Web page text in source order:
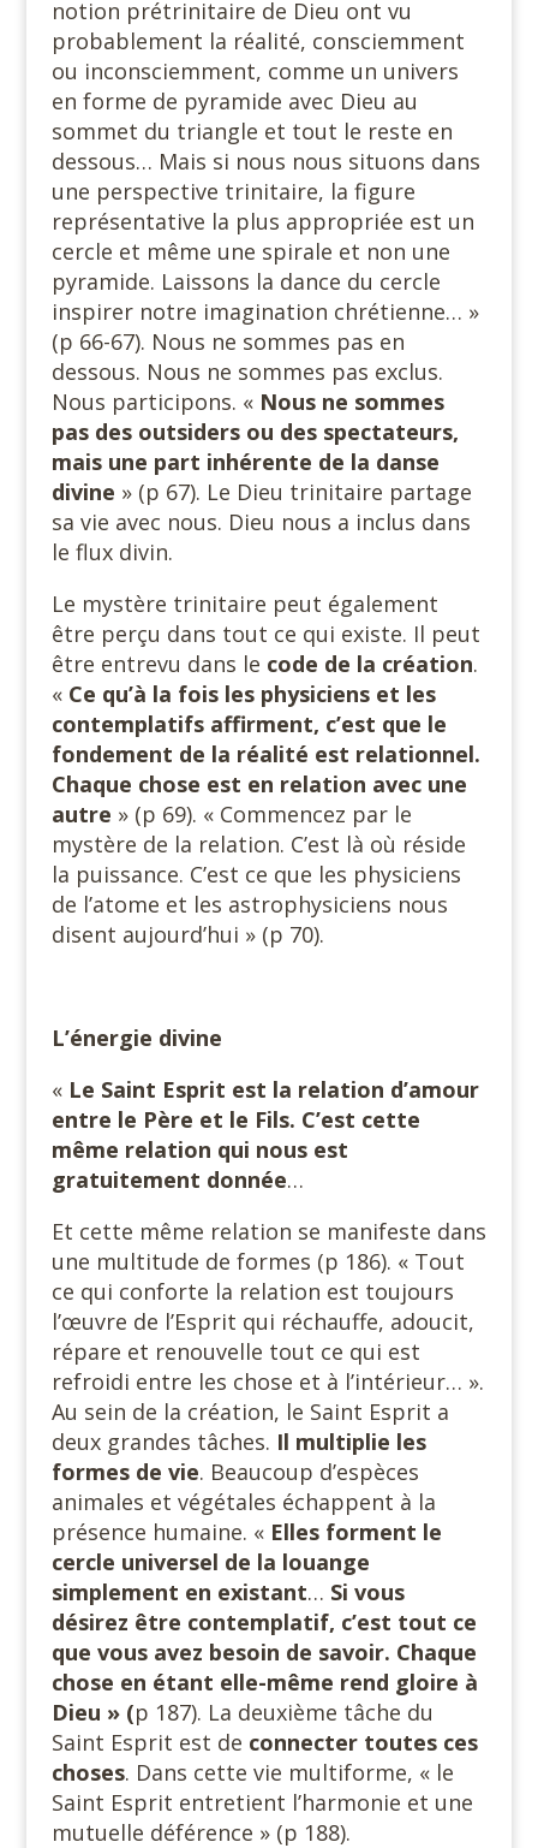
notion prétrinitaire de Dieu ont vu
probablement la réalité, consciemment
ou inconsciemment, comme un univers
en forme de pyramide avec Dieu au
sommet du triangle et tout le reste en
dessous… Mais si nous nous situons dans
une perspective trinitaire, la figure
représentative la plus appropriée est un
cercle et même une spirale et non une
pyramide. Laissons la dance du cercle
inspirer notre imagination chrétienne… »
(p 66-67). Nous ne sommes pas en
dessous. Nous ne sommes pas exclus.
Nous participons. « Nous ne sommes
pas des outsiders ou des spectateurs,
mais une part inhérente de la danse
divine » (p 67). Le Dieu trinitaire partage
sa vie avec nous. Dieu nous a inclus dans
le flux divin.
Le mystère trinitaire peut également
être perçu dans tout ce qui existe. Il peut
être entrevu dans le code de la création.
« Ce qu’à la fois les physiciens et les
contemplatifs affirment, c’est que le
fondement de la réalité est relationnel.
Chaque chose est en relation avec une
autre » (p 69). « Commencez par le
mystère de la relation. C’est là où réside
la puissance. C’est ce que les physiciens
de l’atome et les astrophysiciens nous
disent aujourd’hui » (p 70).
L’énergie divine
« Le Saint Esprit est la relation d’amour
entre le Père et le Fils. C’est cette
même relation qui nous est
gratuitement donnée…
Et cette même relation se manifeste dans
une multitude de formes (p 186). « Tout
ce qui conforte la relation est toujours
l’œuvre de l’Esprit qui réchauffe, adoucit,
répare et renouvelle tout ce qui est
refroidi entre les chose et à l’intérieur… ».
Au sein de la création, le Saint Esprit a
deux grandes tâches. Il multiplie les
formes de vie. Beaucoup d’espèces
animales et végétales échappent à la
présence humaine. « Elles forment le
cercle universel de la louange
simplement en existant… Si vous
désirez être contemplatif, c’est tout ce
que vous avez besoin de savoir. Chaque
chose en étant elle-même rend gloire à
Dieu » (p 187). La deuxième tâche du
Saint Esprit est de connecter toutes ces
choses. Dans cette vie multiforme, « le
Saint Esprit entretient l’harmonie et une
mutuelle déférence » (p 188).